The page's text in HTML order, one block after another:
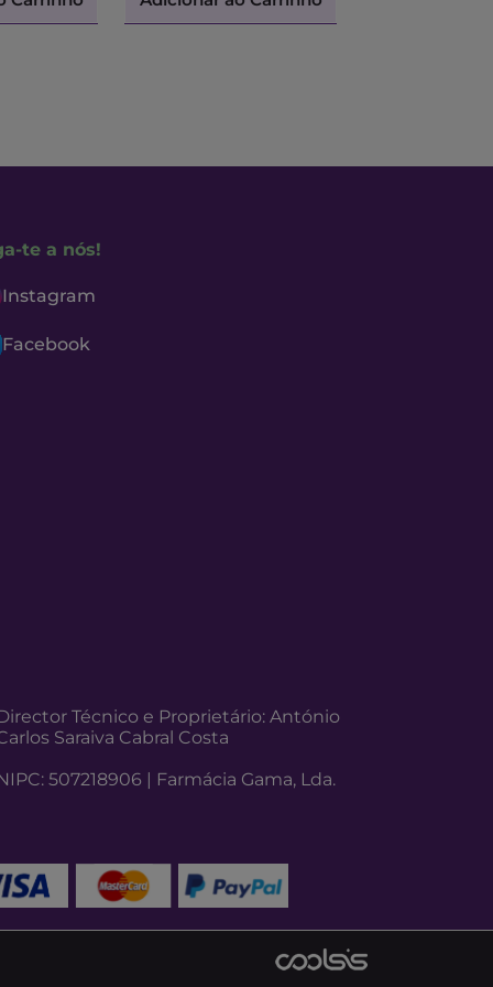
te a nós!
Instagram
Facebook
Técnico e Proprietário: António
Saraiva Cabral Costa
507218906 | Farmácia Gama, Lda.